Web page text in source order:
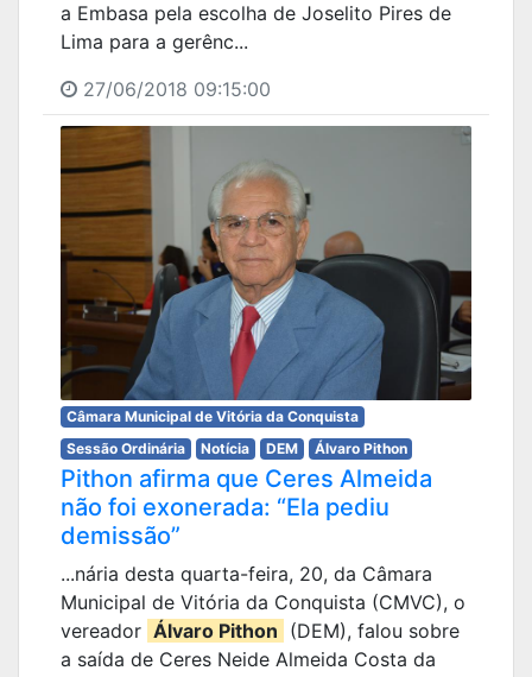
a Embasa pela escolha de Joselito Pires de
Lima para a gerênc...
27/06/2018 09:15:00
Câmara Municipal de Vitória da Conquista
Sessão Ordinária
Notícia DEM Álvaro Pithon
Pithon afirma que Ceres Almeida
não foi exonerada: “Ela pediu
demissão”
...nária desta quarta-feira, 20, da Câmara
Municipal de Vitória da Conquista (CMVC), o
vereador Álvaro Pithon (DEM), falou sobre
a saída de Ceres Neide Almeida Costa da